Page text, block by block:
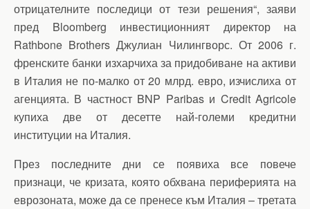
отрицателните последици от тези решения“, заяви
пред Bloomberg инвестиционният директор на
Rathbone Brothers Джулиан Чилингворс. От 2006 г.
френските банки изхарчиха за придобиване на активи
в Италия не по-малко от 20 млрд. евро, изчислиха от
агенцията. В частност BNP Paribas и Credit Agricole
купиха две от десетте най-големи кредитни
институции на Италия.
През последните дни се появиха все повече
признаци, че кризата, която обхвана периферията на
еврозоната, може да се пренесе към Италия – третата